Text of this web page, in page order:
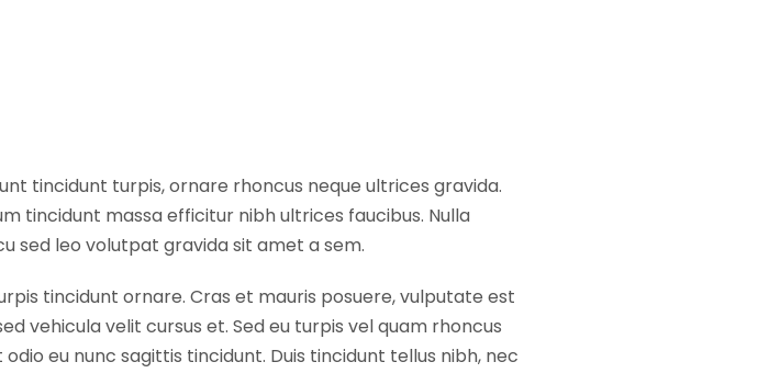
tincidunt turpis, ornare rhoncus neque ultrices gravida.
tincidunt massa efficitur nibh ultrices faucibus. Nulla
sed leo volutpat gravida sit amet a sem.
tincidunt ornare. Cras et mauris posuere, vulputate est
vehicula velit cursus et. Sed eu turpis vel quam rhoncus
eu nunc sagittis tincidunt. Duis tincidunt tellus nibh, nec